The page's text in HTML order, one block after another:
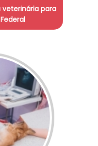
para